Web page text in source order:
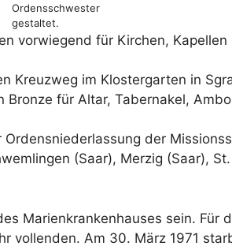
Ordensschwester
gestaltet.
vorwiegend für Kirchen, Kapellen
Kreuzweg im Klostergarten in
für Altar, Tabernakel,
der
(Saar), Merzig (Saar),
Marienkrankenhauses sein. Für
Am 30. März 1971